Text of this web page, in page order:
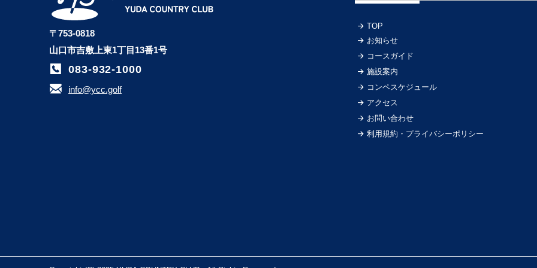
〒753-0818
山口市吉敷上東1丁目13番1号
083-932-1000
info@ycc.golf
TOP
お知らせ
コースガイド
施設案内
コンペスケジュール
アクセス
お問い合わせ
利用規約・プライバシーポリシー